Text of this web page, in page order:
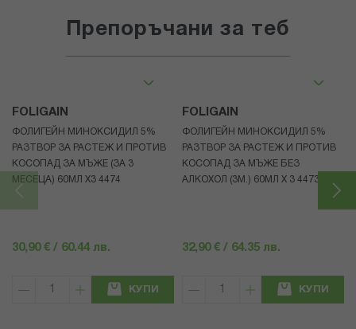
Препоръчани за теб
FOLIGAIN
ФОЛИГЕЙН МИНОКСИДИЛ 5%
РАЗТВОР ЗА РАСТЕЖ И ПРОТИВ
КОСОПАД ЗА МЪЖЕ (ЗА 3
МЕСЕЦА) 60МЛ X3 4474
30,90 € / 60.44 лв.
КУПИ
FOLIGAIN
ФОЛИГЕЙН МИНОКСИДИЛ 5%
РАЗТВОР ЗА РАСТЕЖ И ПРОТИВ
КОСОПАД ЗА МЪЖЕ БЕЗ
АЛКОХОЛ (3М.) 60МЛ X 3 4473
32,90 € / 64.35 лв.
КУПИ